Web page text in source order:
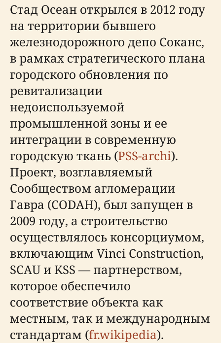
Стад Осеан открылся в 2012 году
на территории бывшего
железнодорожного депо Соканс,
в рамках стратегического плана
городского обновления по
ревитализации
недоиспользуемой
промышленной зоны и ее
интеграции в современную
городскую ткань (PSS-archi).
Проект, возглавляемый
Сообществом агломерации
Гавра (CODAH), был запущен в
2009 году, а строительство
осуществлялось консорциумом,
включающим Vinci Construction,
SCAU и KSS — партнерством,
которое обеспечило
соответствие объекта как
местным, так и международным
стандартам (fr.wikipedia).